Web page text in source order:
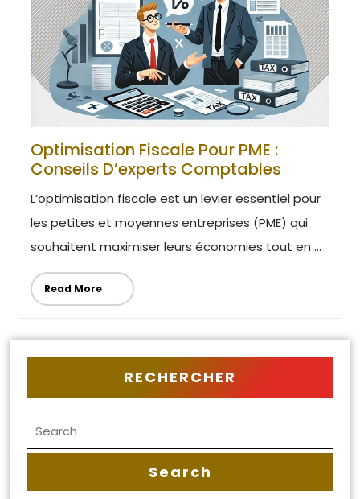
Optimisation Fiscale Pour PME :
Conseils D’experts Comptables
L’optimisation fiscale est un levier essentiel pour
les petites et moyennes entreprises (PME) qui
souhaitent maximiser leurs économies tout en ...
Read More
RECHERCHER